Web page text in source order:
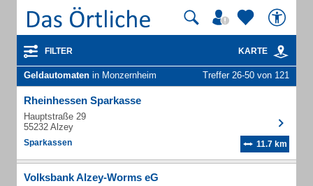
FILTER KARTE
Geldautomaten in Monzernheim Treffer 26-50 von 121
Rheinhessen Sparkasse
Hauptstraße 29
55232 Alzey
Sparkassen 11.7 km
Volksbank Alzey-Worms eG